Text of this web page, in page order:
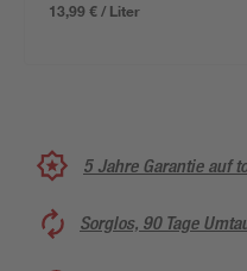
13,99 € / Liter
5 Jahre Garantie auf
Sorglos, 90 Tage